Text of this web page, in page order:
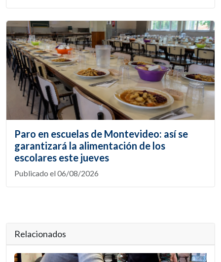
Paro en escuelas de Montevideo: así se
garantizará la alimentación de los
escolares este jueves
Publicado el 06/08/2026
Relacionados